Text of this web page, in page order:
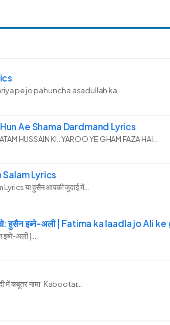
pe jo pahuncha asadullah ka...
Ae Shama Dardmand Lyrics
HUSSAIN KI.. YAROO YE GHAM FAZA HAI...
Salam Lyrics
या हुसैन आपकी जुदाई में...
वो: हुसैन इब्ने-अली | Fatima ka laadla jo Ali
अली |...
में कबूतर नामा Kabootar...